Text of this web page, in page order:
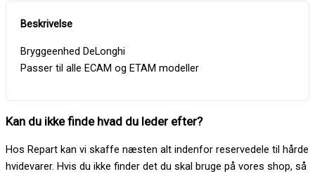
Bryggeenhed DeLonghi
Passer til alle ECAM og ETAM modeller
Kan du ikke finde hvad du leder efter?
Hos Repart kan vi skaffe næsten alt indenfor reservedele til hårde
hvidevarer. Hvis du ikke finder det du skal bruge på vores shop, så